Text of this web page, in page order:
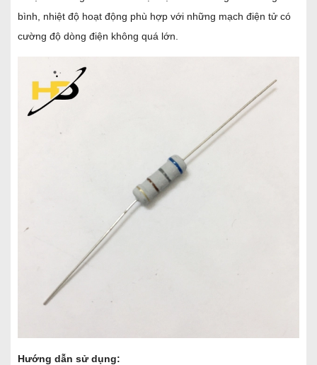
bình, nhiệt độ hoạt động phù hợp với những mạch điện tử có
cường độ dòng điện không quá lớn.
Hướng dẫn sử dụng: